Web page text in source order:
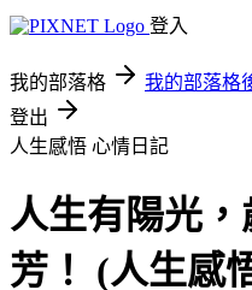
登入
我的部落格 我的部落格
登出
人生感悟 心情日記
人生有陽光
芳！ (人生